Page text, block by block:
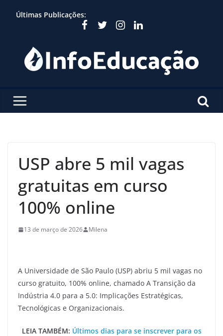
Últimas Publicações:
USP abre 5 mil vagas
gratuitas em curso
100% online
13 de março de 2026 Milena
A Universidade de São Paulo (USP) abriu 5 mil vagas no
curso gratuito, 100% online, chamado A Transição da
Indústria 4.0 para a 5.0: Implicações Estratégicas,
Tecnológicas e Organizacionais.
LEIA TAMBÉM: Últimos dias para se inscrever para os